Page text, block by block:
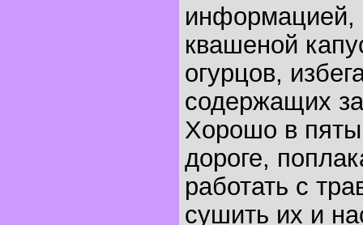
информацией,
квашеной
огурцов,
содержащих
Хорошо в
дороге,
работать с
сушить их и